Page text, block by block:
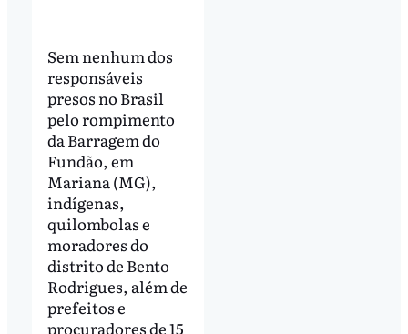
Sem nenhum dos
responsáveis
presos no Brasil
pelo rompimento
da Barragem do
Fundão, em
Mariana (MG),
indígenas,
quilombolas e
moradores do
distrito de Bento
Rodrigues, além de
prefeitos e
procuradores de 15